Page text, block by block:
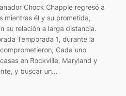
Chock Chapple regresó a
mientras él y su prometida,
su relación a larga distancia.
Temporada 1, durante la
Cada uno
en Rockville, Maryland y
y buscar un…